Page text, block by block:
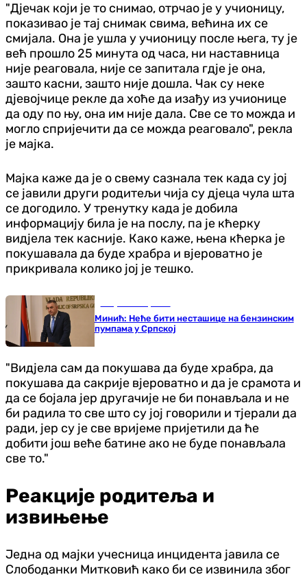
"Дјечак који је то снимао, отрчао је у учионицу,
показивао је тај снимак свима, већина их се
смијала. Она је ушла у учионицу после њега, ту је
већ прошло 25 минута од часа, ни наставница
није реаговала, није се запитала гдје је она,
зашто касни, зашто није дошла. Чак су неке
дјевојчице рекле да хоће да изађу из учионице
да оду по њу, она им није дала. Све се то можда и
могло спријечити да се можда реаговало", рекла
је мајка.
Мајка каже да је о свему сазнала тек када су јој
се јавили други родитељи чија су дјеца чула шта
се догодило. У тренутку када је добила
информацију била је на послу, па је кћерку
видјела тек касније. Како каже, њена кћерка је
покушавала да буде храбра и вјероватно је
прикривала колико јој је тешко.
Минић: Неће бити несташице на бензинским
пумпама у Српској
"Видјела сам да покушава да буде храбра, да
покушава да сакрије вјероватно и да је срамота и
да се бојала јер другачије не би понављала и не
би радила то све што су јој говорили и тјерали да
ради, јер су је све вријеме пријетили да ће
добити још веће батине ако не буде понављала
све то."
Реакције родитеља и
извињење
Једна од мајки учесница инцидента јавила се
Слободанки Митковић како би се извинила због